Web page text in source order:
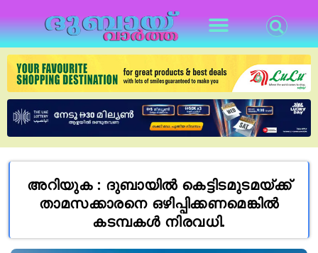
അറിയുക : ദുബായിൽ കെട്ടിടമുടമയ്ക്ക്
താമസക്കാരനെ ഒഴിപ്പിക്കണമെങ്കിൽ
കടമ്പകൾ നിരവധി.